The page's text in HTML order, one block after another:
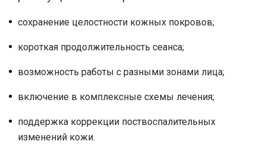
сохранение целостности кожных покровов;
короткая продолжительность сеанса;
возможность работы с разными зонами лица;
включение в комплексные схемы лечения;
поддержка коррекции поствоспалительных
изменений кожи.